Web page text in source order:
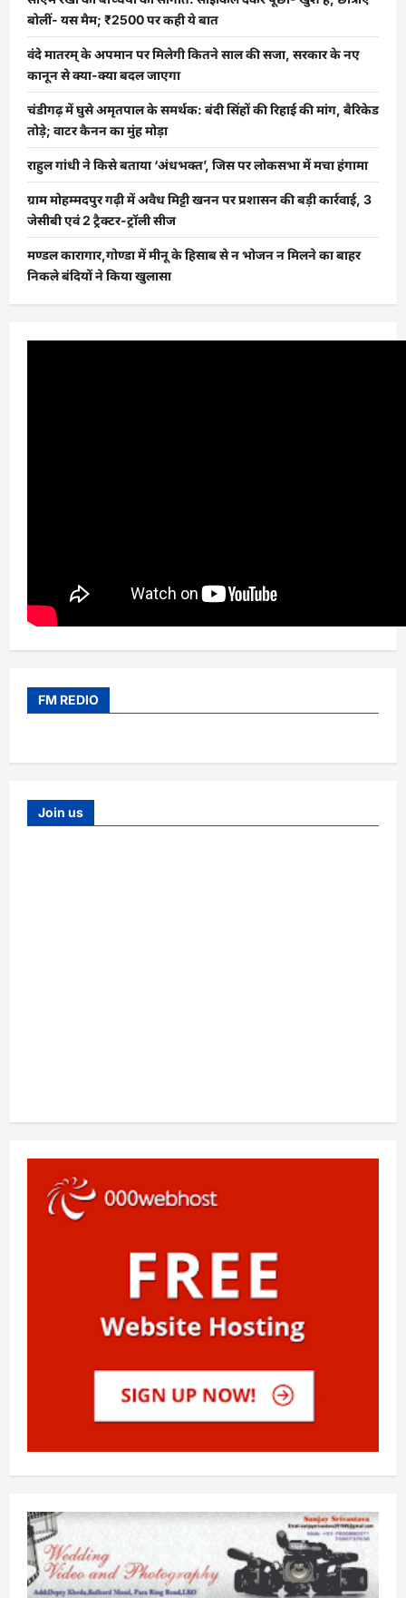
बोलीं- यस मैम; ₹2500 पर कही ये बात
वंदे मातरम् के अपमान पर मिलेगी कितने साल की सजा, सरकार के नए
कानून से क्या-क्या बदल जाएगा
चंडीगढ़ में घुसे अमृतपाल के समर्थक: बंदी सिंहों की रिहाई की मांग, बैरिकेड
तोड़े; वाटर कैनन का मुंह मोड़ा
राहुल गांधी ने किसे बताया ‘अंधभक्त’, जिस पर लोकसभा में मचा हंगामा
ग्राम मोहम्मदपुर गढ़ी में अवैध मिट्टी खनन पर प्रशासन की बड़ी कार्रवाई, 3
जेसीबी एवं 2 ट्रैक्टर-ट्रॉली सीज
मण्डल कारागार,गोण्डा में मीनू के हिसाब से न भोजन न मिलने का बाहर
निकले बंदियों ने किया खुलासा
FM REDIO
Join us